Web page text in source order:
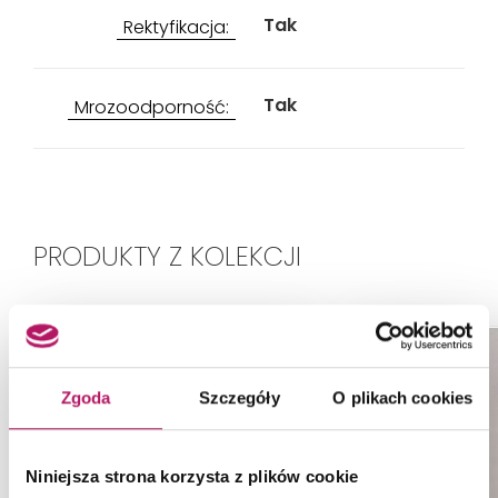
Zgoda Szczegóły O plikach cookies
Niniejsza strona korzysta z plików cookie
Rektyfikacja: Tak
Mrozoodporność: Tak
PRODUKTY Z KOLEKCJI